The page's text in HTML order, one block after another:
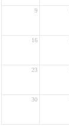
9
16
23
30